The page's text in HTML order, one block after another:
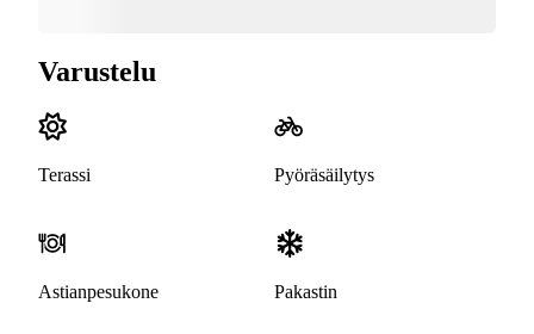
Varustelu
Terassi Pyöräsäilytys
Astianpesukone Pakastin